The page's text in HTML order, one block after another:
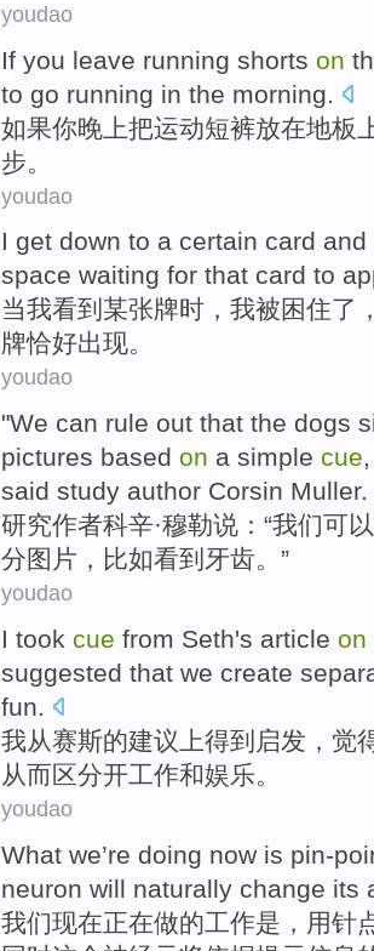
youdao
If you leave running shorts on
to go running in the morning
如果你晚上把运动短裤放在地板
步。
youdao
I get down to a certain card
space waiting for that card to
当我看到 某张牌时，我被困住了
牌恰好出现。
youdao
"We can rule out that the dogs
pictures based on a simple cue
said study author Corsin Muller.
研究作者科辛·穆勒说：“我们可
分图片，比如看到牙齿。”
youdao
I took cue from Seth's article on
suggested that we create
fun.
我从赛斯的建议 上得到启发，觉
从而区分开工作和娱乐。
youdao
What we’re doing now is pin-
neuron will naturally change its
我们现在正在做的工作是 ，用针